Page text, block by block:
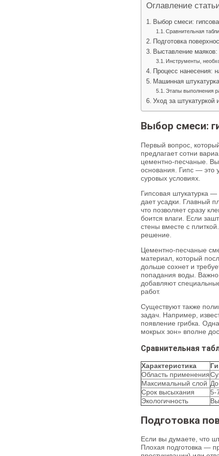
Оглавление
Выбор смеси:
Сравнительная
Подготовка
Выставление
Инструменты,
Процесс нанесения:
Машинная
Этапы выполнения
Уход за штукатуркой
Выбор смеси:
Первый вопрос,
предлагает сотни
цементно-песчаные.
основания. Гипс — это
суровых условиях.
Гипсовая штукатурка
дает усадки. Главный
что позволяет сразу
боится влаги. Если
стены вместе с
решение.
Цементно-песчаные
материал, который
дольше сохнет и
попадания воды. Важно
добавляют
работ.
Существуют также
задач. Например,
появление грибка.
мокрых зон» вполне
Сравнительная
Характеристика
Область применения
Максимальный слой
Срок высыхания
5-
Экологичность
Подготовка
Если вы думаете, что
Плохая подготовка —